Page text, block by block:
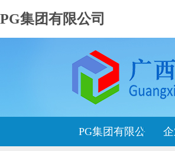
PG集团有限公司
PG集团有限公